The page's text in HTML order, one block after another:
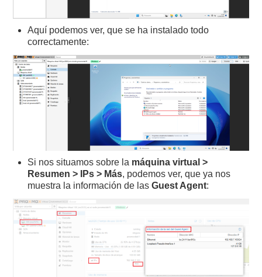
Aquí podemos ver, que se ha instalado todo
correctamente:
Si nos situamos sobre la máquina virtual >
Resumen > IPs > Más, podemos ver, que ya nos
muestra la información de lasGuest Agent: